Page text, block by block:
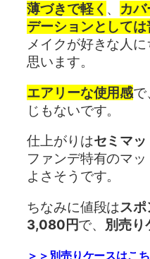
薄づきで軽く 、 カ
デーションとしては
メイクが好きな人
思います。
エアリーな使用感で
じもないです。
仕上がりはセミマ
ファンデ特有のマ
よさそうです。
ちなみに値段はス
3,080円で、 別売り
＞＞別売りケースはこ